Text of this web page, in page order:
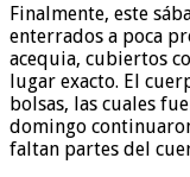
Finalmente, este
enterrados a poca
acequia, cubiertos
lugar exacto. El
bolsas, las cuales
domingo
faltan partes del